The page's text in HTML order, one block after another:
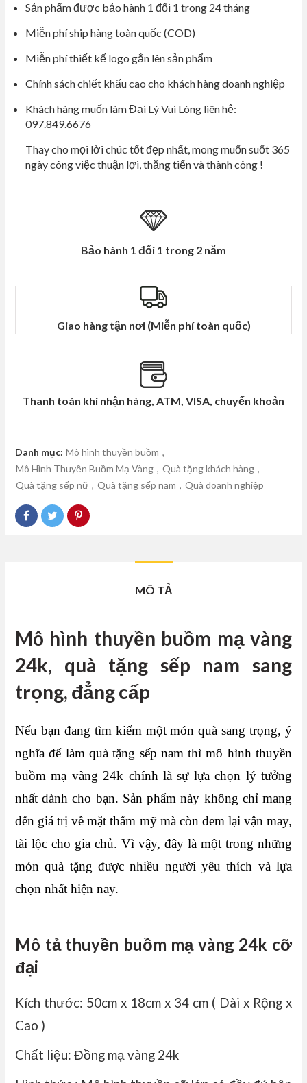
Sản phẩm được bảo hành 1 đổi 1 trong 24 tháng
Miễn phí ship hàng toàn quốc (COD)
Miễn phí thiết kế logo gắn lên sản phẩm
Chính sách chiết khấu cao cho khách hàng doanh nghiệp
Khách hàng muốn làm Đại Lý Vui Lòng liên hệ:
097.849.6676
Thay cho mọi lời chúc tốt đẹp nhất, mong muốn suốt 365
ngày công việc thuận lợi, thăng tiến và thành công !
Bảo hành 1 đổi 1 trong 2 năm
Giao hàng tận nơi (Miễn phí toàn quốc)
Thanh toán khi nhận hàng, ATM, VISA, chuyển khoản
Danh mục: Mô hình thuyền buồm ,
Mô Hình Thuyền Buồm Mạ Vàng , Quà tặng khách hàng ,
Quà tặng sếp nữ , Quà tặng sếp nam , Quà doanh nghiệp
MÔ TẢ
Mô hình thuyền buồm mạ vàng
24k, quà tặng sếp nam sang
trọng, đẳng cấp
Nếu bạn đang tìm kiếm một món quà sang trọng, ý
nghĩa để làm quà tặng sếp nam thì mô hình thuyền
buồm mạ vàng 24k chính là sự lựa chọn lý tưởng
nhất dành cho bạn. Sản phẩm này không chỉ mang
đến giá trị về mặt thẩm mỹ mà còn đem lại vận may,
tài lộc cho gia chủ. Vì vậy, đây là một trong những
món quà tặng được nhiều người yêu thích và lựa
chọn nhất hiện nay.
Mô tả thuyền buồm mạ vàng 24k cỡ
đại
Kích thước: 50cm x 18cm x 34 cm ( Dài x Rộng x
Cao )
Chất liệu: Đồng mạ vàng 24k